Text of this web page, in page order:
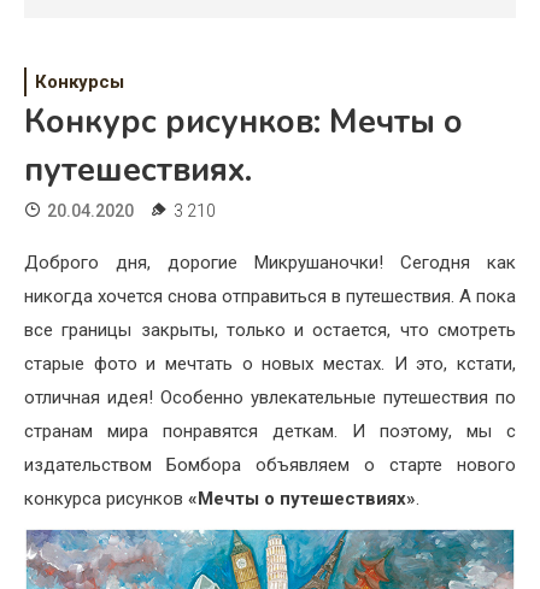
Свадьба
Дом
Жизнь
Хобби
Недвижимость
Конкурсы
Конкурс рисунков: Мечты о
путешествиях.
20.04.2020 3 210
Доброго дня, дорогие Микрушаночки! Сегодня как
никогда хочется снова отправиться в путешествия. А пока
все границы закрыты, только и остается, что смотреть
старые фото и мечтать о новых местах. И это, кстати,
отличная идея! Особенно увлекательные путешествия по
странам мира понравятся деткам. И поэтому, мы с
издательством Бомбора объявляем о старте нового
конкурса рисунков «Мечты о путешествиях».